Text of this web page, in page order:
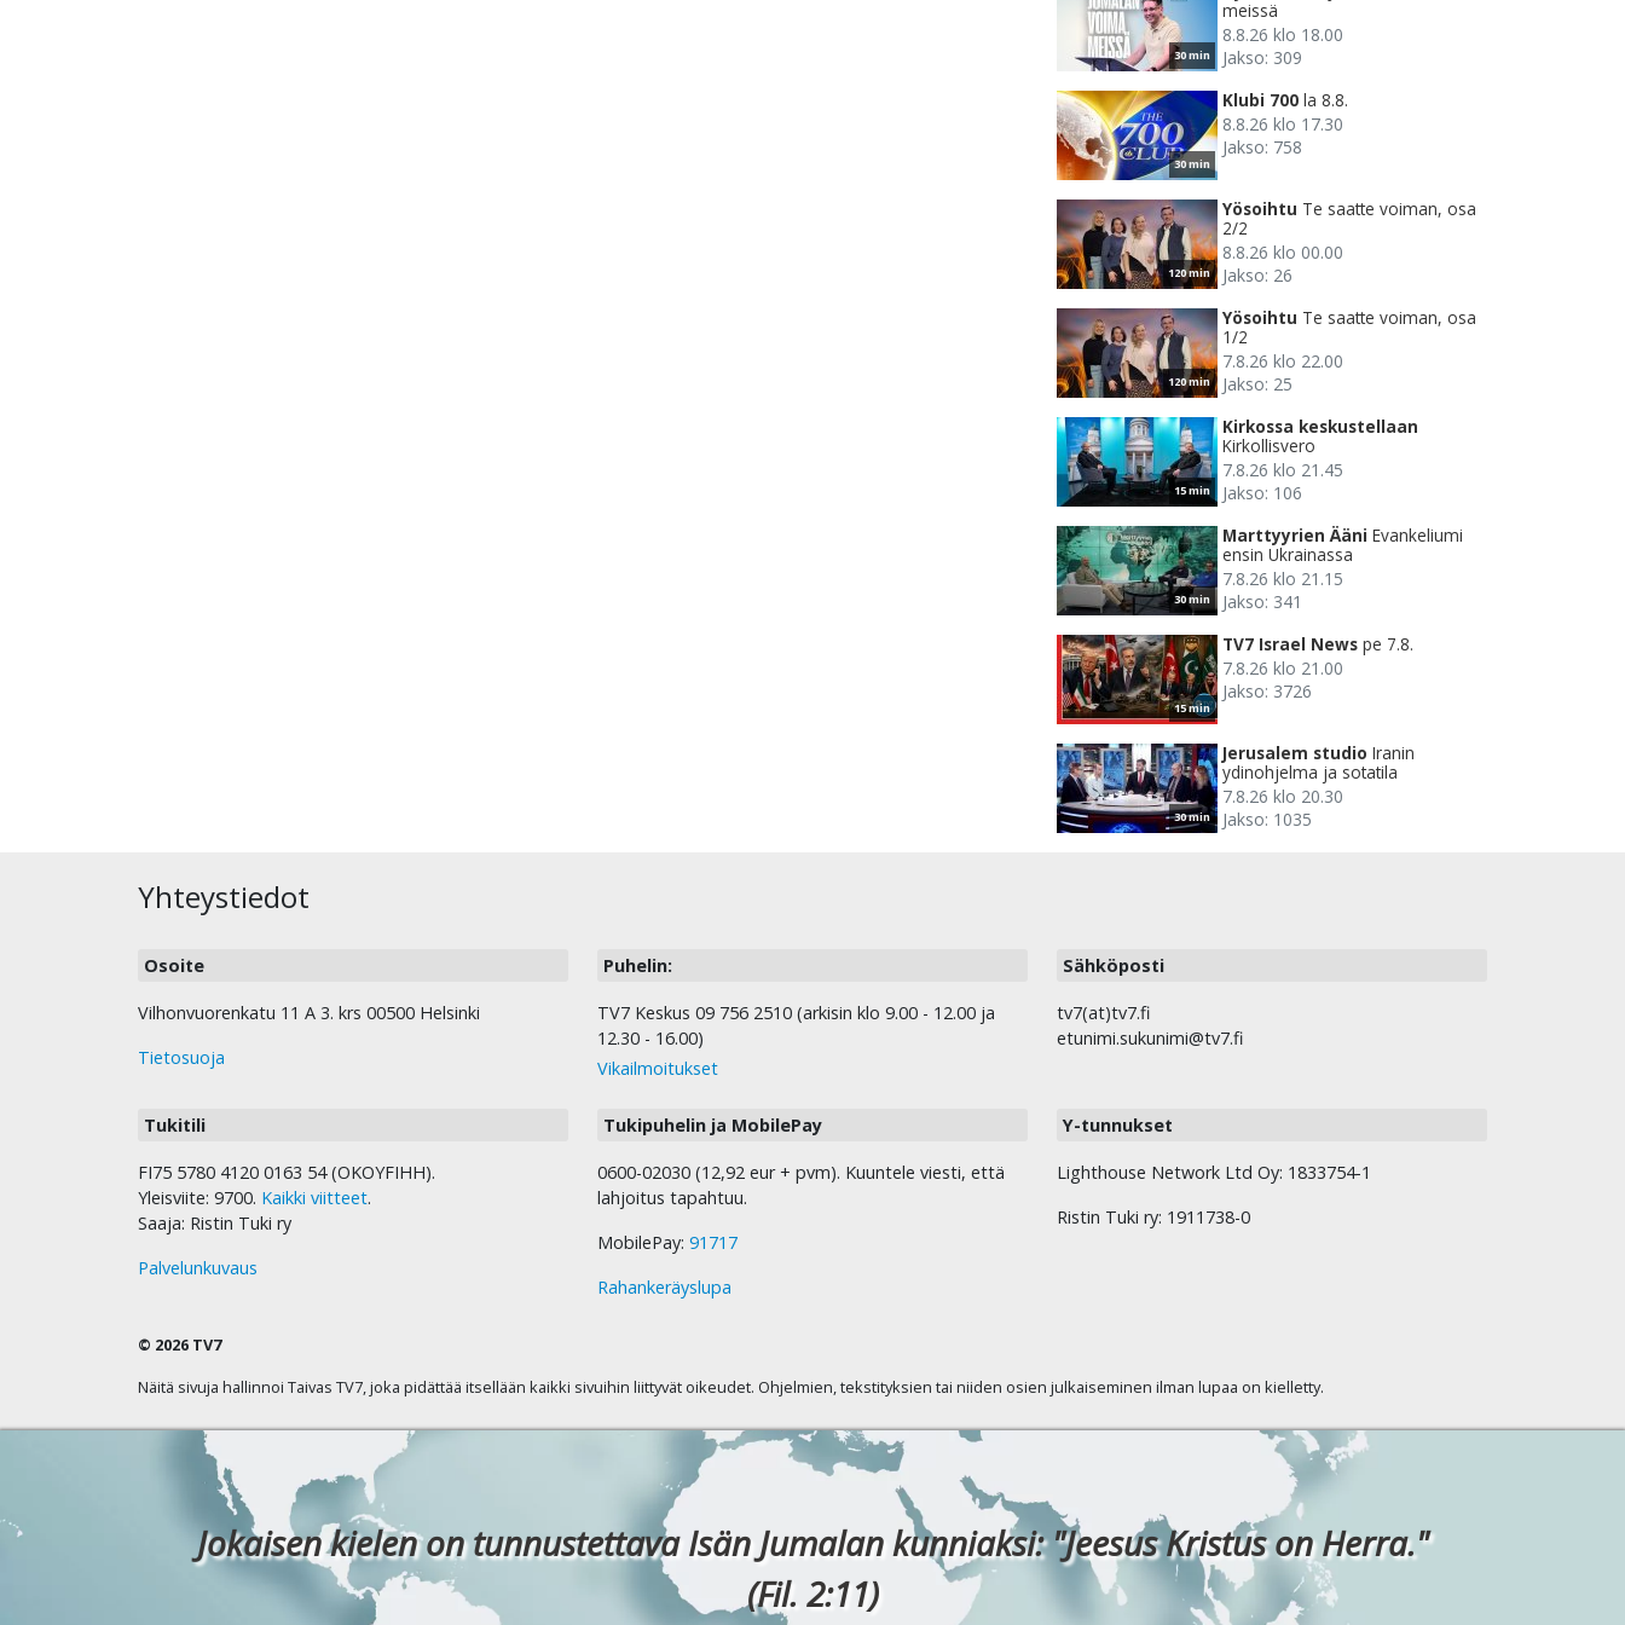
30 min
meissä
8.8.26 klo 18.00
Jakso: 309
30 min
Klubi 700 la 8.8.
8.8.26 klo 17.30
Jakso: 758
120 min
Yösoihtu Te saatte voiman, osa
2/2
8.8.26 klo 00.00
Jakso: 26
120 min
Yösoihtu Te saatte voiman, osa
1/2
7.8.26 klo 22.00
Jakso: 25
15 min
Kirkossa keskustellaan
Kirkollisvero
7.8.26 klo 21.45
Jakso: 106
30 min
Marttyyrien Ääni Evankeliumi
ensin Ukrainassa
7.8.26 klo 21.15
Jakso: 341
15 min
TV7 Israel News pe 7.8.
7.8.26 klo 21.00
Jakso: 3726
30 min
Jerusalem studio Iranin
ydinohjelma ja sotatila
7.8.26 klo 20.30
Jakso: 1035
Yhteystiedot
Osoite
Vilhonvuorenkatu 11 A 3. krs 00500 Helsinki
Tietosuoja
Puhelin:
TV7 Keskus 09 756 2510 (arkisin klo 9.00 - 12.00 ja
12.30 - 16.00)
Vikailmoitukset
Sähköposti
tv7(at)tv7.fi
etunimi.sukunimi@tv7.fi
Tukitili
FI75 5780 4120 0163 54 (OKOYFIHH).
Yleisviite: 9700. Kaikki viitteet.
Saaja: Ristin Tuki ry
Palvelunkuvaus
Tukipuhelin ja MobilePay
0600-02030 (12,92 eur + pvm). Kuuntele viesti, että
lahjoitus tapahtuu.
MobilePay: 91717
Rahankeräyslupa
Y-tunnukset
Lighthouse Network Ltd Oy: 1833754-1
Ristin Tuki ry: 1911738-0
© 2026 TV7
Näitä sivuja hallinnoi Taivas TV7, joka pidättää itsellään kaikki sivuihin liittyvät oikeudet. Ohjelmien, tekstityksien tai niiden osien julkaiseminen ilman lupaa on kielletty.
Jokaisen kielen on tunnustettava Isän Jumalan kunniaksi: "Jeesus Kristus on Herra."
(Fil. 2:11)